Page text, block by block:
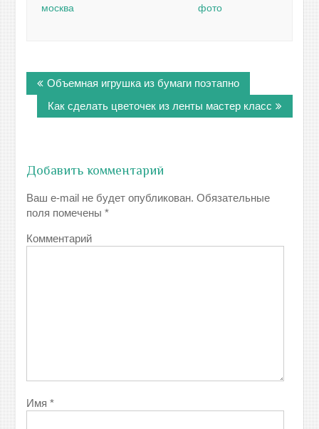
москва
фото
по
записям
Объемная игрушка из бумаги поэтапно
Как сделать цветочек из ленты мастер класс
Добавить комментарий
Ваш e-mail не будет опубликован. Обязательные
поля помечены*
Комментарий
Имя*